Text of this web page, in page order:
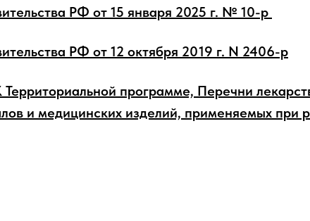
программе, Перечни
и медицинских изделий, применяемых при
РФ от 12 октября 2019 г. N 2406-р
РФ от 15 января 2025 г. № 10-р